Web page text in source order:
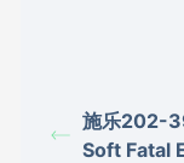
施乐202-
Soft Fatal